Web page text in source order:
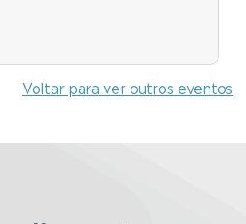
Voltar para ver outros eventos